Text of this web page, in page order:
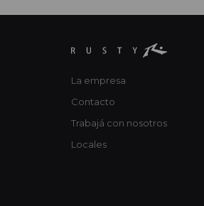
La empresa
Contacto
Trabajá con nosotros
Locales